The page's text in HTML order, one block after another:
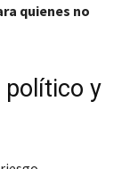
quienes no
político y